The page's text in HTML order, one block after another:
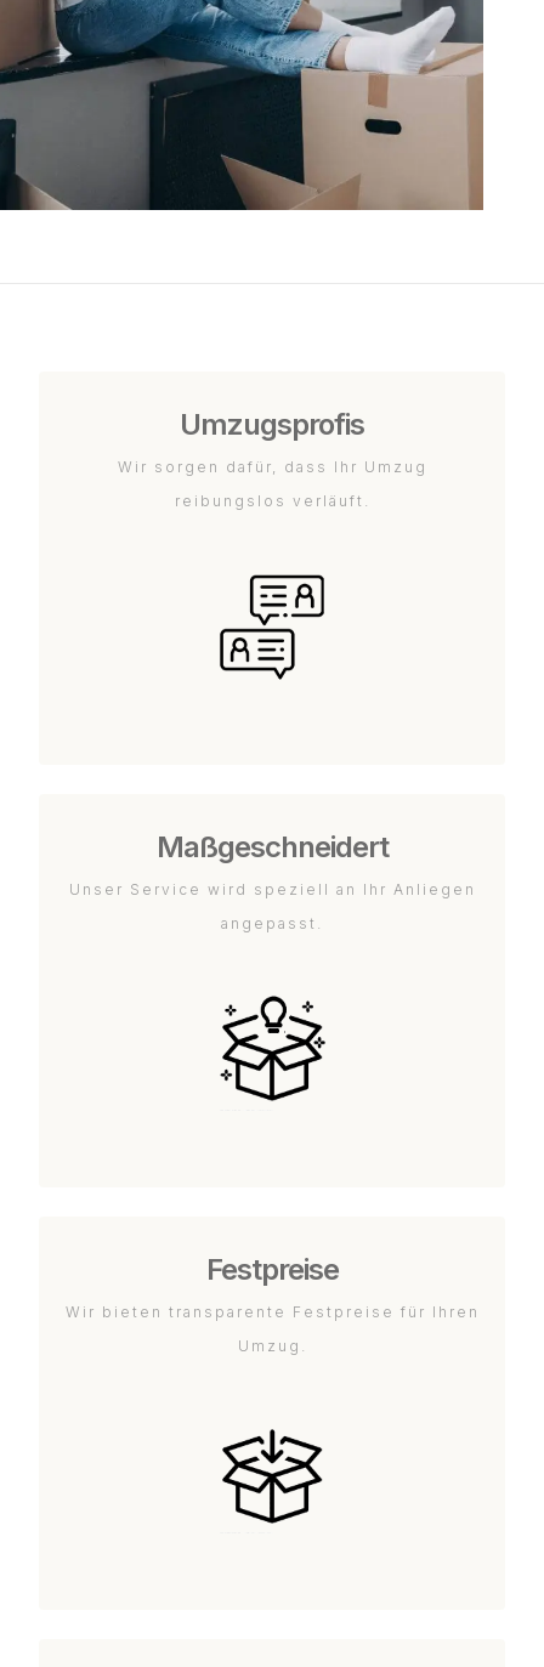
Umzugsprofis
Wir sorgen dafür, dass Ihr Umzug
reibungslos verläuft.
Maßgeschneidert
Unser Service wird speziell an Ihr Anliegen
angepasst.
Festpreise
Wir bieten transparente Festpreise für Ihren
Umzug.